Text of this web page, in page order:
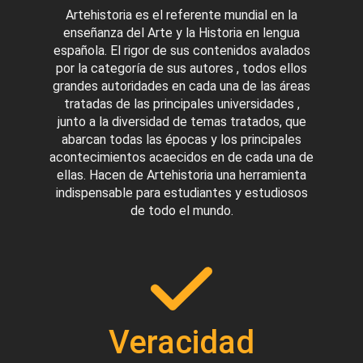
Artehistoria es el referente mundial en la
enseñanza del Arte y la Historia en lengua
española. El rigor de sus contenidos avalados
por la categoría de sus autores , todos ellos
grandes autoridades en cada una de las áreas
tratadas de las principales universidades ,
junto a la diversidad de temas tratados, que
abarcan todas las épocas y los principales
acontecimientos acaecidos en de cada una de
ellas. Hacen de Artehistoria una herramienta
indispensable para estudiantes y estudiosos
de todo el mundo.
Veracidad